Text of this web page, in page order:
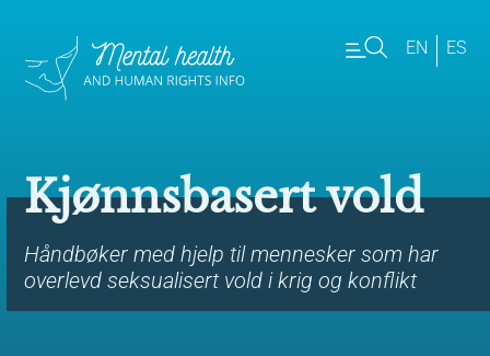
EN ES
Kjønnsbasert vold
Håndbøker med hjelp til mennesker som har
overlevd seksualisert vold i krig og konflikt